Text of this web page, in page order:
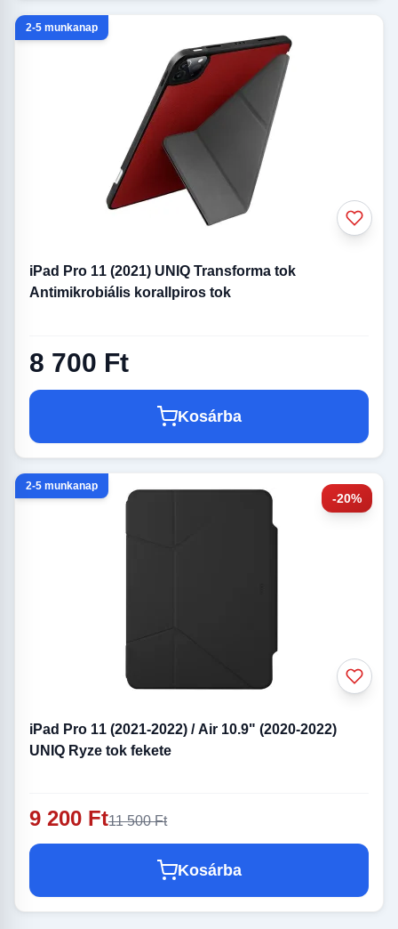
2-5 munkanap
iPad Pro 11 (2021) UNIQ Transforma tok
Antimikrobiális korallpiros tok
8 700 Ft
Kosárba
-20%
2-5 munkanap
iPad Pro 11 (2021-2022) / Air 10.9" (2020-2022)
UNIQ Ryze tok fekete
9 200 Ft11 500 Ft
Kosárba